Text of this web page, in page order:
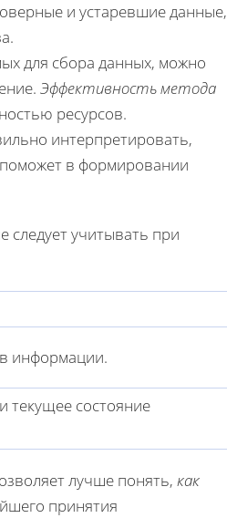
и устаревшие данные,
для сбора данных, можно
Эффективность метода
ресурсов.
интерпретировать,
в формировании
учитывать при
информации.
текущее состояние
лучше понять, как
принятия